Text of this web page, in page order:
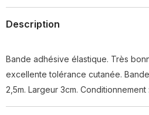
Description
Bande adhésive élastique. Très
excellente tolérance cutanée.
2,5m. Largeur 3cm. Conditionnement